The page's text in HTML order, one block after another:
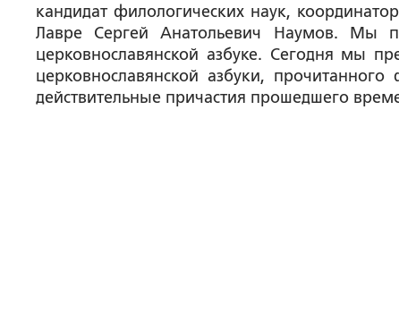
кандидат филологических наук,
Лавре Сергей Анатольевич Наумов. Мы
церковнославянской азбуке. Сегодня мы
церковнославянской азбуки,
действительные причастия прошедшего